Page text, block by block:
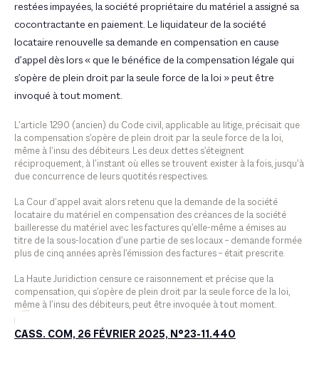
restées impayées, la société propriétaire du matériel a assigné sa
cocontractante en paiement. Le liquidateur de la société
locataire renouvelle sa demande en compensation en cause
d’appel dès lors « que le bénéfice de la compensation légale qui
s’opère de plein droit par la seule force de la loi » peut être
invoqué à tout moment.
L’article 1290 (ancien) du Code civil, applicable au litige, précisait que
la compensation s’opère de plein droit par la seule force de la loi,
même à l’insu des débiteurs. Les deux dettes s’éteignent
réciproquement, à l’instant où elles se trouvent exister à la fois, jusqu’à
due concurrence de leurs quotités respectives.
La Cour d’appel avait alors retenu que la demande de la société
locataire du matériel en compensation des créances de la société
bailleresse du matériel avec les factures qu’elle-même a émises au
titre de la sous-location d’une partie de ses locaux – demande formée
plus de cinq années après l’émission des factures – était prescrite.
La Haute Juridiction censure ce raisonnement et précise que la
compensation, qui s’opère de plein droit par la seule force de la loi,
même à l’insu des débiteurs, peut être invoquée à tout moment.
CASS. COM, 26 FÉVRIER 2025, N°23-11.440